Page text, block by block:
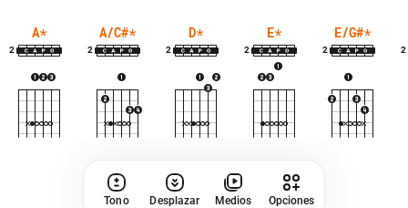
A*
2
A/C#*
2
D*
2
E*
2
E/G#*
2 2
Tono Desplazar Medios Opciones